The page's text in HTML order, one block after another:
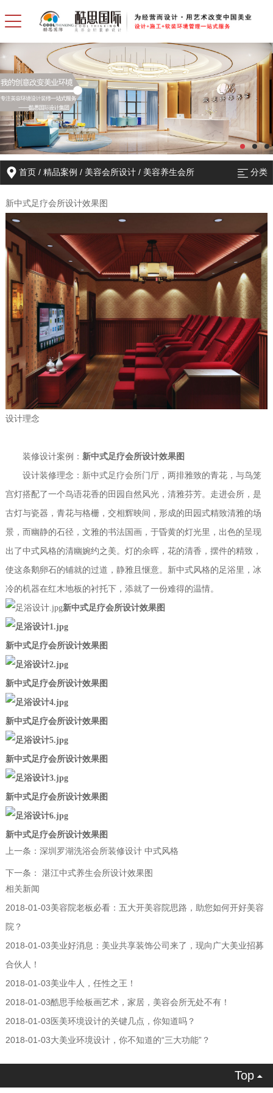
首页 /精品案例 / 美容会所设计 / 美容养生会所 分类
新中式足疗会所设计效果图
设计理念
装修设计案例： 新中式足疗会所设计效果图
设计装修理念：新中式足疗会所门厅，两排雅致的青花，与鸟笼
宫灯搭配了一个鸟语花香的田园自然风光，清雅芬芳。走进会所，是
古灯与瓷器，青花与格栅，交相辉映间，形成的田园式精致清雅的场
景，而幽静的石径，文雅的书法国画，于昏黄的灯光里，出色的呈现
出了中式风格的清幽婉约之美。灯的余晖，花的清香，摆件的精致，
使这条鹅卵石的铺就的过道，静雅且惬意。新中式风格的足浴里，冰
冷的机器在红木地板的衬托下，添就了一份难得的温情。
新中式足疗会所设计效果图
新中式足疗会所设计效果图
新中式足疗会所设计效果图
新中式足疗会所设计效果图
新中式足疗会所设计效果图
新中式足疗会所设计效果图
新中式足疗会所设计效果图
上一条： 深圳罗湖洗浴会所装修设计 中式风格
下一条： 湛江中式养生会所设计效果图
相关新闻
2018-01-03美容院老板必看：五大开美容院思路，助您如何开好美容
院？
2018-01-03美业好消息：美业共享装饰公司来了，现向广大美业招募
合伙人！
2018-01-03美业牛人，任性之王！
2018-01-03酷思手绘板画艺术，家居，美容会所无处不有！
2018-01-03医美环境设计的关键几点，你知道吗？
2018-01-03大美业环境设计，你不知道的“三大功能”？
Top